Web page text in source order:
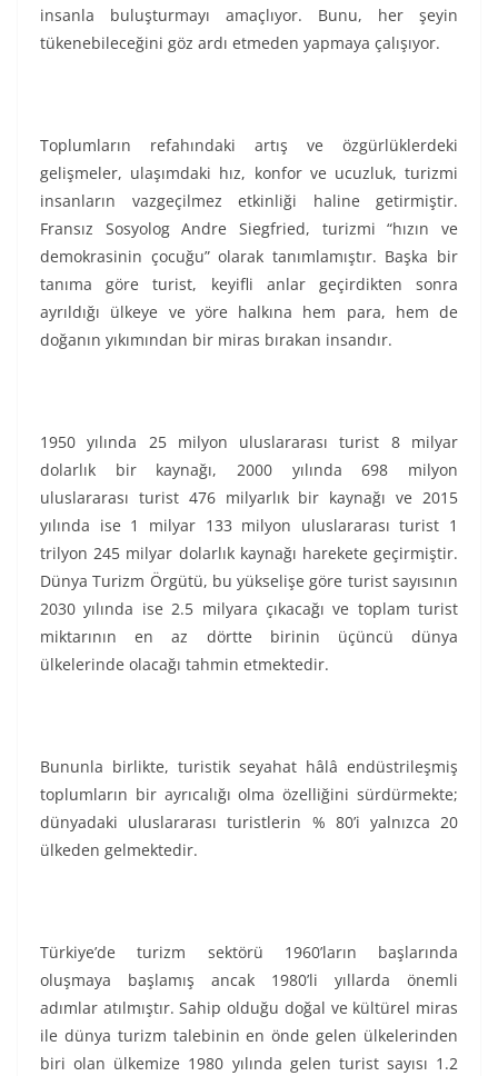
insanla buluşturmayı amaçlıyor. Bunu, her şeyin
tükenebileceğini göz ardı etmeden yapmaya çalışıyor.
Toplumların refahındaki artış ve özgürlüklerdeki
gelişmeler, ulaşımdaki hız, konfor ve ucuzluk, turizmi
insanların vazgeçilmez etkinliği haline getirmiştir.
Fransız Sosyolog Andre Siegfried, turizmi “hızın ve
demokrasinin çocuğu” olarak tanımlamıştır. Başka bir
tanıma göre turist, keyifli anlar geçirdikten sonra
ayrıldığı ülkeye ve yöre halkına hem para, hem de
doğanın yıkımından bir miras bırakan insandır.
1950 yılında 25 milyon uluslararası turist 8 milyar
dolarlık bir kaynağı, 2000 yılında 698 milyon
uluslararası turist 476 milyarlık bir kaynağı ve 2015
yılında ise 1 milyar 133 milyon uluslararası turist 1
trilyon 245 milyar dolarlık kaynağı harekete geçirmiştir.
Dünya Turizm Örgütü, bu yükselişe göre turist sayısının
2030 yılında ise 2.5 milyara çıkacağı ve toplam turist
miktarının en az dörtte birinin üçüncü dünya
ülkelerinde olacağı tahmin etmektedir.
Bununla birlikte, turistik seyahat hâlâ endüstrileşmiş
toplumların bir ayrıcalığı olma özelliğini sürdürmekte;
dünyadaki uluslararası turistlerin % 80’i yalnızca 20
ülkeden gelmektedir.
Türkiye’de turizm sektörü 1960’ların başlarında
oluşmaya başlamış ancak 1980’li yıllarda önemli
adımlar atılmıştır. Sahip olduğu doğal ve kültürel miras
ile dünya turizm talebinin en önde gelen ülkelerinden
biri olan ülkemize 1980 yılında gelen turist sayısı 1.2